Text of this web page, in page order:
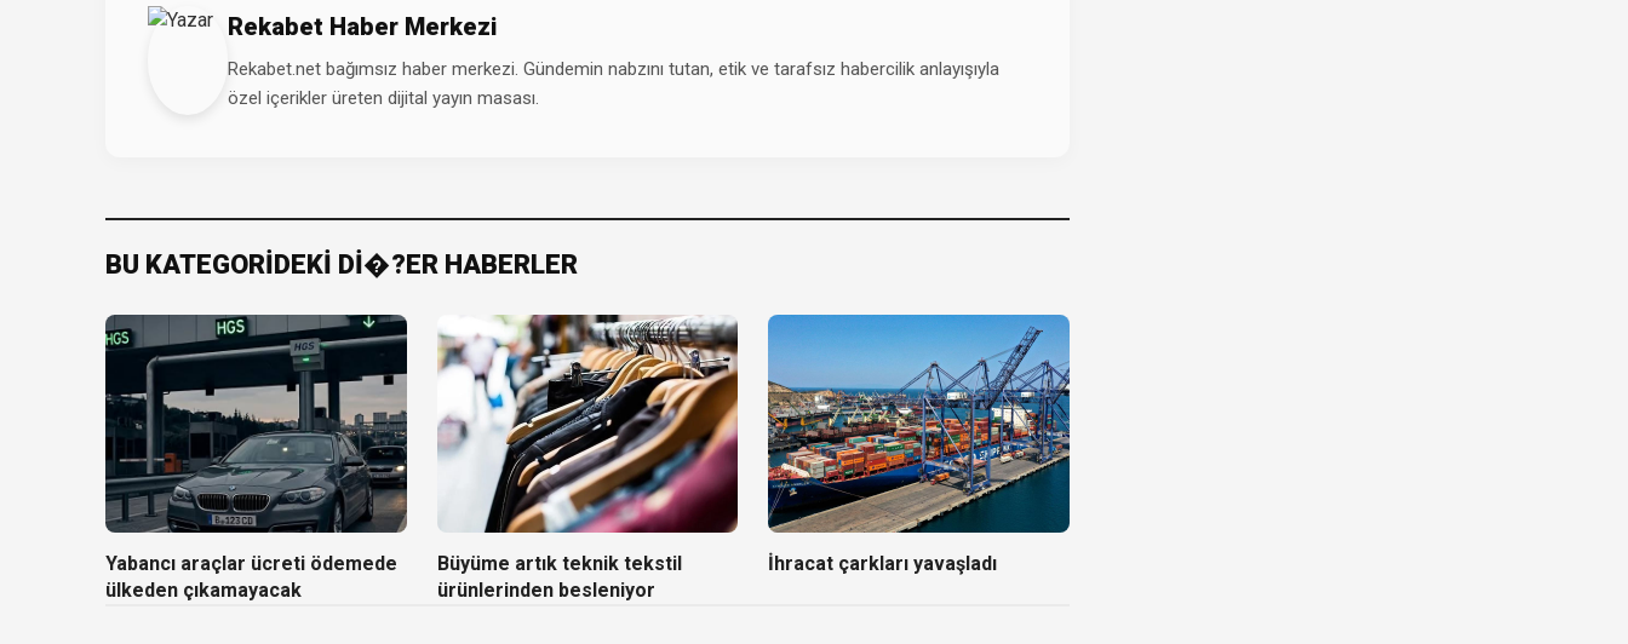
Rekabet Haber Merkezi
Rekabet.net bağımsız haber merkezi. Gündemin nabzını tutan, etik ve tarafsız habercilik anlayışıyla
özel içerikler üreten dijital yayın masası.
BU KATEGORİDEKİ Dİ�?ER HABERLER
Yabancı araçlar ücreti ödemede
ülkeden çıkamayacak
Büyüme artık teknik tekstil
ürünlerinden besleniyor
İhracat çarkları yavaşladı